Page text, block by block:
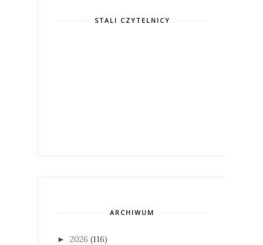
STALI CZYTELNICY
ARCHIWUM
► 2026 (116)